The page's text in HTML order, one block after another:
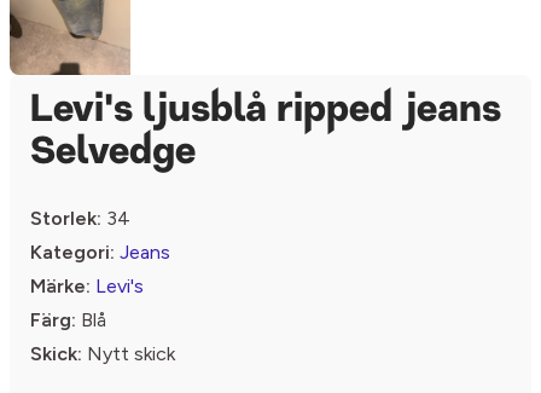
Levi's ljusblå ripped jeans
Selvedge
Storlek: 34
Kategori: Jeans
Märke: Levi's
Färg: Blå
Skick: Nytt skick